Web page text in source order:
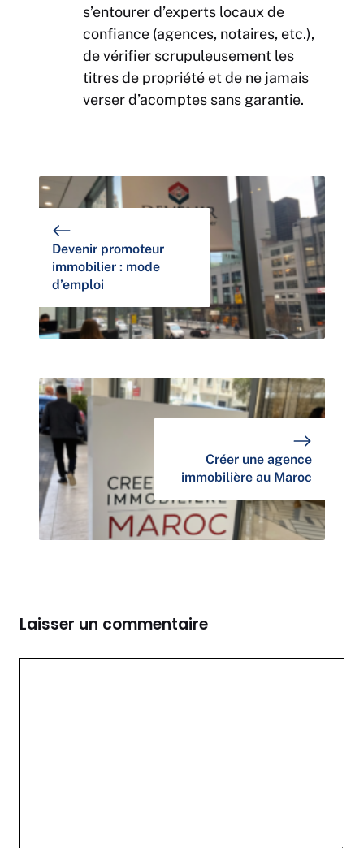
s’entourer d’experts locaux de
confiance (agences, notaires, etc.),
de vérifier scrupuleusement les
titres de propriété et de ne jamais
verser d’acomptes sans garantie.
Devenir promoteur
immobilier : mode
d’emploi
Créer une agence
immobilière au Maroc
Laisser un commentaire